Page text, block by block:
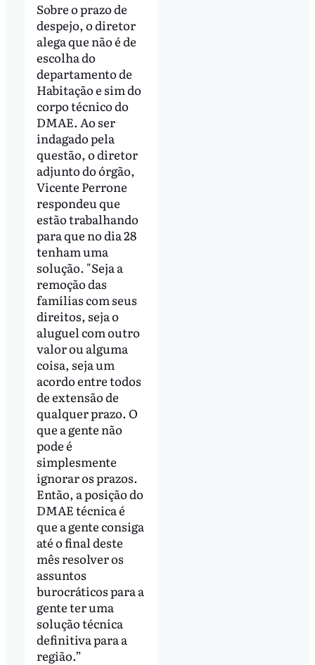
Sobre o prazo de
despejo, o diretor
alega que não é de
escolha do
departamento de
Habitação e sim do
corpo técnico do
DMAE. Ao ser
indagado pela
questão, o diretor
adjunto do órgão,
Vicente Perrone
respondeu que
estão trabalhando
para que no dia 28
tenham uma
solução. "Seja a
remoção das
famílias com seus
direitos, seja o
aluguel com outro
valor ou alguma
coisa, seja um
acordo entre todos
de extensão de
qualquer prazo. O
que a gente não
pode é
simplesmente
ignorar os prazos.
Então, a posição do
DMAE técnica é
que a gente consiga
até o final deste
mês resolver os
assuntos
burocráticos para a
gente ter uma
solução técnica
definitiva para a
região.”